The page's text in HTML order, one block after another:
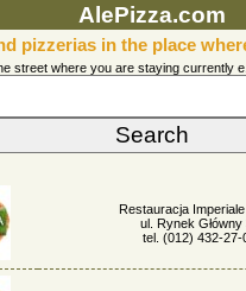
AlePizza.com
pizzerias in the place
street where you are staying currently
Restauracja
ul. Rynek Główny
tel. (012) 432-27-